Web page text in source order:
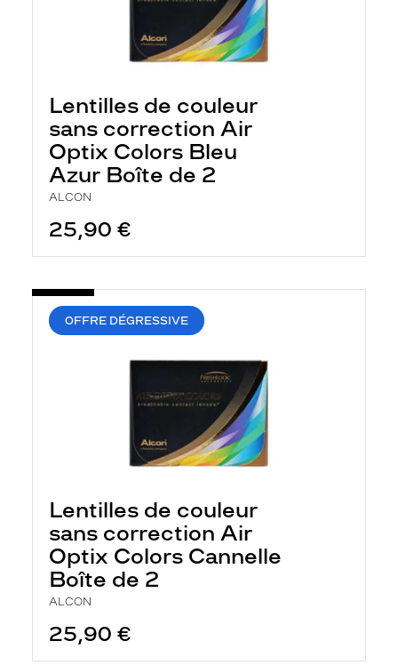
Lentilles de couleur
sans correction Air
Optix Colors Bleu
Azur Boîte de 2
ALCON
25,90 €
OFFRE DÉGRESSIVE
Lentilles de couleur
sans correction Air
Optix Colors Cannelle
Boîte de 2
ALCON
25,90 €